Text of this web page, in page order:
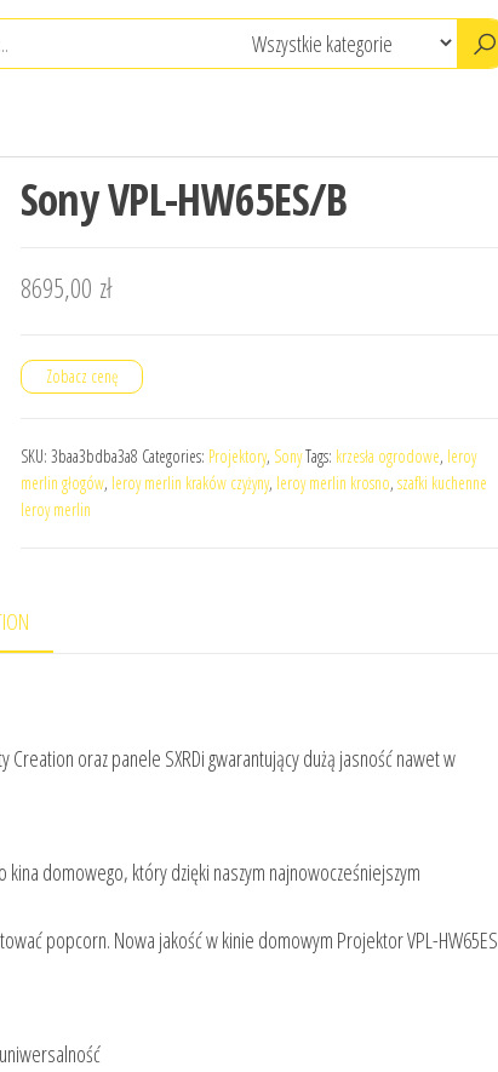
Sony VPL-HW65ES/B
8695,00 zł
Zobacz cenę
SKU: 3baa3bdba3a8 Categories: Projektory, SonyTags: krzesła ogrodowe, leroy
merlin głogów, leroy merlin kraków czyżyny, leroy merlin krosno, szafki kuchenne
leroy merlin
oraz panele SXRDi gwarantujący dużą jasność nawet w
kina domowego, który dzięki naszym najnowocześniejszym
popcorn. Nowa jakość w kinie domowym Projektor VPL-HW65ES